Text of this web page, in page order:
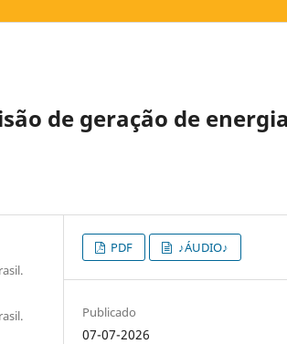
de geração de energia
PDF ♪ÁUDIO♪
Publicado
07-07-2026